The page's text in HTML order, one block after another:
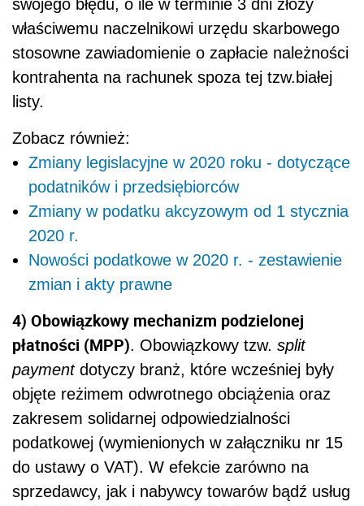
swojego błędu, o ile w terminie 3 dni złoży
właściwemu naczelnikowi urzędu skarbowego
stosowne zawiadomienie o zapłacie należności
kontrahenta na rachunek spoza tej tzw.białej
listy.
Zobacz również:
Zmiany legislacyjne w 2020 roku - dotyczące
podatników i przedsiębiorców
Zmiany w podatku akcyzowym od 1 stycznia
2020 r.
Nowości podatkowe w 2020 r. - zestawienie
zmian i akty prawne
4) Obowiązkowy mechanizm podzielonej
płatności (MPP). Obowiązkowy tzw. split
paymentdotyczy branż, które wcześniej były
objęte reżimem odwrotnego obciążenia oraz
zakresem solidarnej odpowiedzialności
podatkowej (wymienionych w załączniku nr 15
do ustawy o VAT). W efekcie zarówno na
sprzedawcy, jak i nabywcy towarów bądź usług